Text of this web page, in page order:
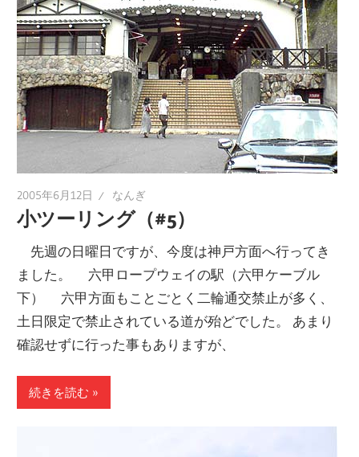
2005年6月12日 なんぎ
小ツーリング（#5）
先週の日曜日ですが、今度は神戸方面へ行ってき
ました。 六甲ロープウェイの駅（六甲ケーブル
下） 六甲方面もことごとく二輪通交禁止が多く、
土日限定で禁止されている道が殆どでした。 あまり
確認せずに行った事もありますが、
続きを読む